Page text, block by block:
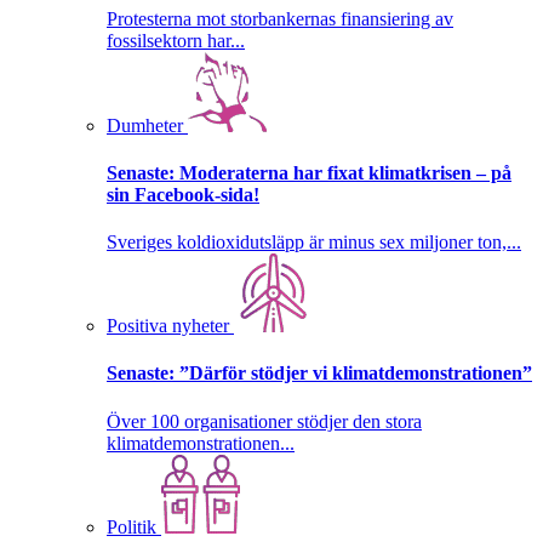
Protesterna mot storbankernas finansiering av
fossilsektorn har...
Dumheter
Senaste: Moderaterna har fixat klimatkrisen – på
sin Facebook-sida!
Sveriges koldioxidutsläpp är minus sex miljoner ton,...
Positiva nyheter
Senaste: ”Därför stödjer vi klimatdemonstrationen”
Över 100 organisationer stödjer den stora
klimatdemonstrationen...
Politik